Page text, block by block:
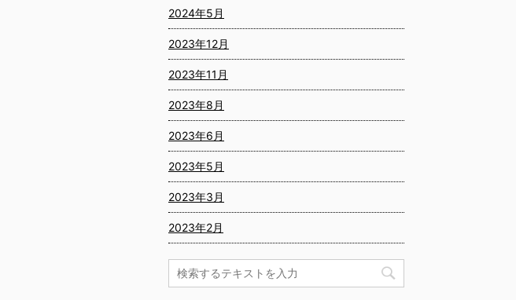
2024年5月
2023年12月
2023年11月
2023年8月
2023年6月
2023年5月
2023年3月
2023年2月